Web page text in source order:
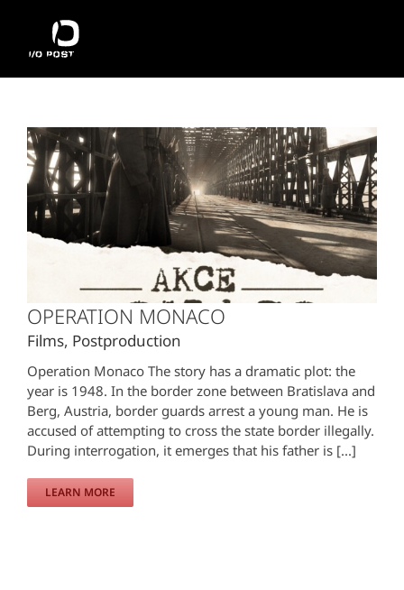
obsah
OPERATION MONACO
Films, Postproduction
Operation Monaco The story has a dramatic plot: the
year is 1948. In the border zone between Bratislava and
Berg, Austria, border guards arrest a young man. He is
accused of attempting to cross the state border illegally.
During interrogation, it emerges that his father is [...]
LEARN MORE